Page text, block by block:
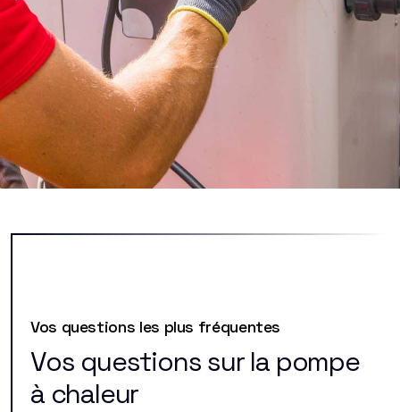
Vos questions les plus fréquentes
Vos questions sur la pompe
à chaleur